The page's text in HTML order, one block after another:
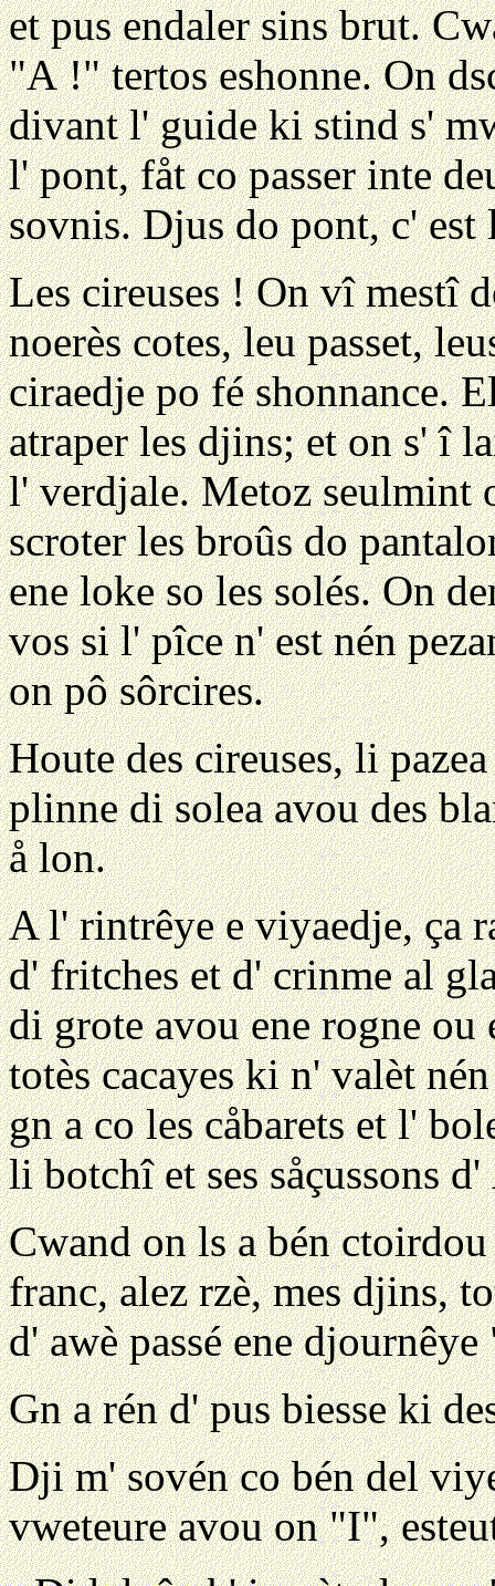
et pus endaler sins brut.
"A !" tertos eshonne. On
divant l' guide ki stind s'
l' pont, fåt co passer inte
sovnis. Djus do pont, c' est
Les cireuses ! On vî mestî
noerès cotes, leu passet,
ciraedje po fé shonnance.
atraper les djins; et on s' î
l' verdjale. Metoz seulmint
scroter les broûs do
ene loke so les solés. On
vos si l' pîce n' est nén
on pô sôrcires.
Houte des cireuses, li
plinne di solea avou des
å lon.
A l' rintrêye e viyaedje, ça
d' fritches et d' crinme al
di grote avou ene rogne ou
totès cacayes ki n' valèt
gn a co les cåbarets et l'
li botchî et ses såçussons
Cwand on ls a bén
franc, alez rzè, mes djins,
d' awè passé ene
Gn a rén d' pus biesse ki
Dji m' sovén co bén del
vweteure avou on "I",